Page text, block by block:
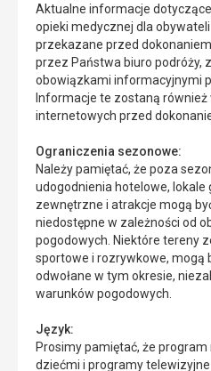
Aktualne informacje
opieki medycznej dla
przekazane przed
przez Państwa biuro podróży,
obowiązkami informacyjnymi
Informacje te zostaną
internetowych przed
Ograniczenia sezonowe:
Należy pamiętać, że poza
udogodnienia hotelowe,
zewnętrzne i atrakcje mogą
niedostępne w zależności od
pogodowych. Niektóre tereny
sportowe i rozrywkowe, mogą
odwołane w tym okresie,
warunków pogodowych.
Język:
Prosimy pamiętać, że
dziećmi i programy